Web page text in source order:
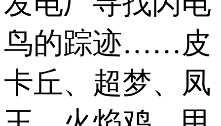
鸟的踪迹……皮
卡丘、超梦、凤